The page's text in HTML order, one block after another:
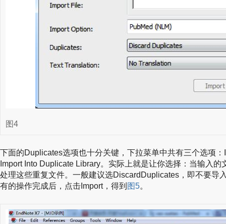
图4
下面的Duplicates选项也十分关键，下拉菜单中共有三个选项
Import Into Duplicate Library。实际上就是让你选择：当输入
处理这些重复文件。一般建议选DiscardDuplicates，即不要导
有的操作完成后，点击Import，得到 图5。